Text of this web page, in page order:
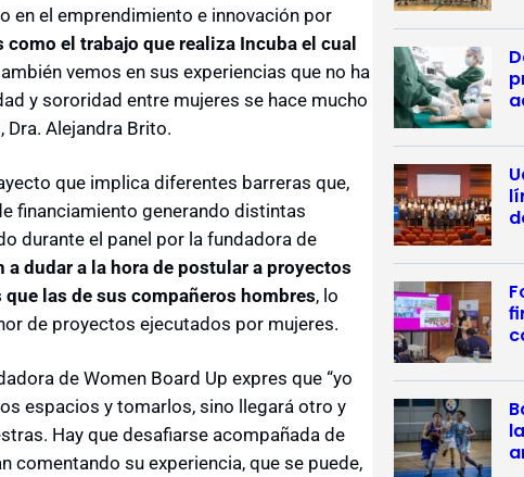
en el emprendimiento e innovación por
el trabajo que realiza Incuba el cual
vemos en sus experiencias que no ha
y sororidad entre mujeres se hace mucho
Dra. Alejandra Brito.
que implica diferentes barreras que,
financiamiento generando distintas
durante el panel por la fundadora de
a dudar a la hora de postular a proyectos
las de sus compañeros hombres, lo
de proyectos ejecutados por mujeres.
de Women Board Up expres que “yo
espacios y tomarlos, sino llegará otro y
Hay que desafiarse acompañada de
comentando su experiencia, que se puede,